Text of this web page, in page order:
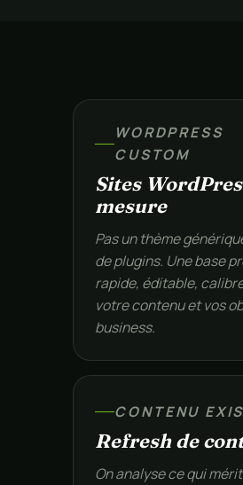
WORDPRESS
CUSTOM
Sites
mesure
Pas un thème
de plugins. Une base
rapide, éditable,
votre contenu et vos
business.
CONTENU
Refresh de
On analyse ce qui